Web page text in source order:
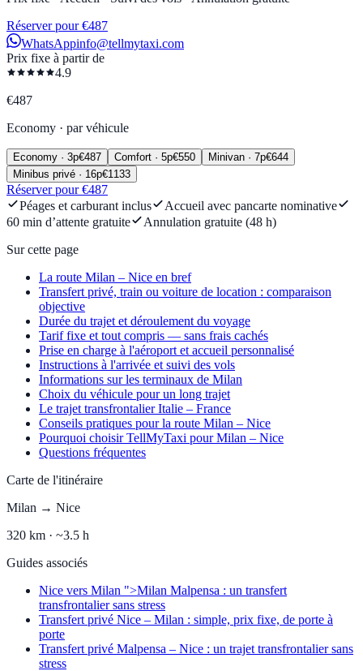
Réserver pour €487
WhatsAppinfo@tellmytaxi.com
Prix fixe à partir de
4.9
€487
Economy · par véhicule
Economy · 3p€487 Comfort · 5p€550 Minivan · 7p€644
Minibus privé · 16p€1133
Réserver pour €487
Péages et carburant inclus
Accueil avec pancarte nominative
60 min d’attente gratuite
Annulation gratuite (48 h)
Sur cette page
La route Milan – Nice en bref
Transfert privé, train ou voiture de location : comparaison
objective
Durée du trajet et déroulement du voyage
Tarif fixe et tout compris — sans frais cachés
Prise en charge à l'aéroport et accueil personnalisé
Instructions à l'arrivée et suivi des vols
Informations sur les terminaux de Milan
Choix du véhicule pour un long trajet
Le trajet transfrontalier Italie – France
Conseils pratiques pour la route Milan – Nice
Pourquoi choisir TellMyTaxi pour Milan – Nice
Questions fréquentes
Carte de l'itinéraire
Milan → Nice
320 km · ~3.5 h
Guides associés
Nice vers Milan ">Milan Malpensa : un transfert
transfrontalier sans stress
Transfert privé Nice – Milan : simple, prix fixe, de porte à
porte
Transfert privé Malpensa – Nice : un trajet transfrontalier sans
stress